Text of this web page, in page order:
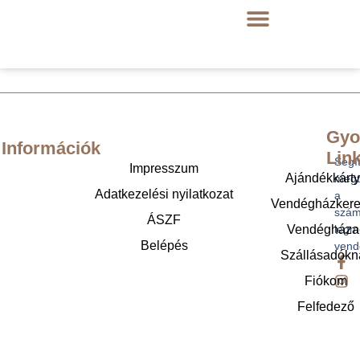
a
Fiókom
Felfedező
Információk
Impresszum
Adatkezelési nyilatkozat
ÁSZF
Belépés